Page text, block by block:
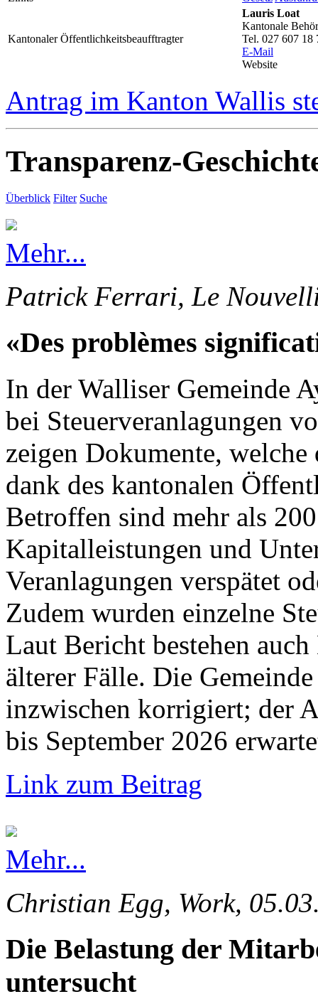
Kantonaler Öffentlichkeitsbeaufftragter
Lauris Loat
Kantonale
Tel. 027 607 18
E-Mail
Website
Antrag im Kanton Wallis
Transparenz-
Überblick Filter Suche
Mehr...
Patrick Ferrari, Le
«Des problèmes
In der Walliser Gemeinde
bei Steuerveranlagungen
zeigen Dokumente,
dank des kantonalen
Betroffen sind mehr als
Kapitalleistungen und
Veranlagungen verspätet
Zudem wurden einzelne
Laut Bericht bestehen
älterer Fälle. Die
inzwischen korrigiert; der
bis September 2026
Link zum Beitrag
Mehr...
Christian Egg, Work,
Die Belastung der
untersucht